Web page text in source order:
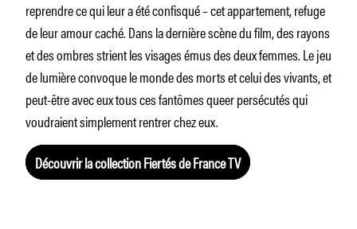
reprendre ce qui leur a été confisqué – cet appartement, refuge
de leur amour caché. Dans la dernière scène du film, des rayons
et des ombres strient les visages émus des deux femmes. Le jeu
de lumière convoque le monde des morts et celui des vivants, et
peut-être avec eux tous ces fantômes queer persécutés qui
voudraient simplement rentrer chez eux.
Découvrir la collection Fiertés de France TV